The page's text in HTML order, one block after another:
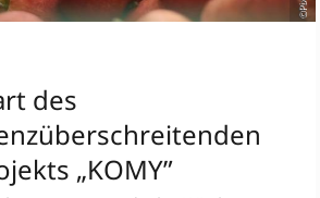
des
„KOMY”